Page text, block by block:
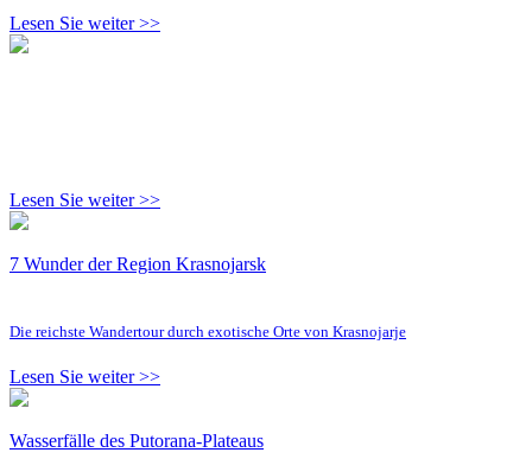
Lesen Sie weiter >>
Lesen Sie weiter >>
7 Wunder der Region Krasnojarsk
Die reichste Wandertour durch exotische Orte von Krasnojarje
Lesen Sie weiter >>
Wasserfälle des Putorana-Plateaus